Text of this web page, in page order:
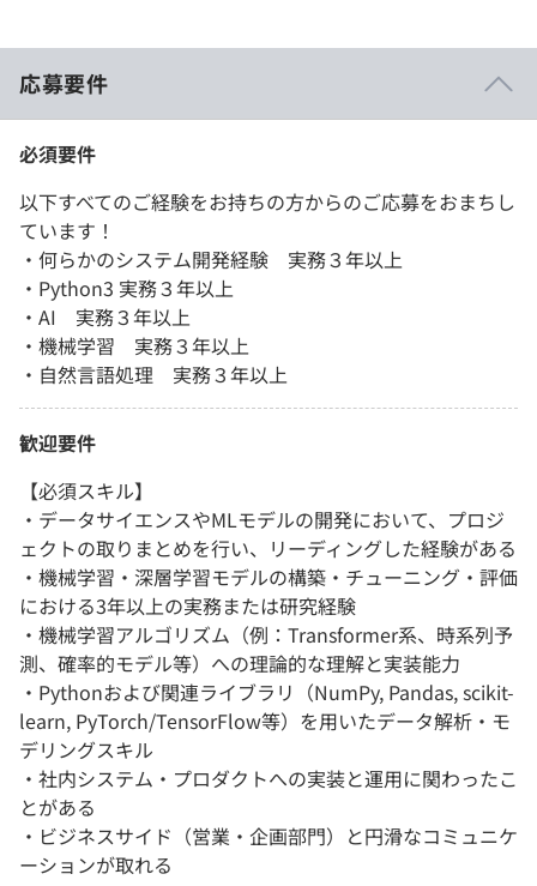
応募要件
必須要件
以下すべてのご経験をお持ちの方からのご応募をおまちし
ています！
・何らかのシステム開発経験 実務３年以上
・Python3 実務３年以上
・AI 実務３年以上
・機械学習 実務３年以上
・自然言語処理 実務３年以上
歓迎要件
【必須スキル】
・データサイエンスやMLモデルの開発において、プロジ
ェクトの取りまとめを行い、リーディングした経験がある
・機械学習・深層学習モデルの構築・チューニング・評価
における3年以上の実務または研究経験
・機械学習アルゴリズム（例：Transformer系、時系列予
測、確率的モデル等）への理論的な理解と実装能力
・Pythonおよび関連ライブラリ（NumPy, Pandas, scikit-
learn, PyTorch/TensorFlow等）を用いたデータ解析・モ
デリングスキル
・社内システム・プロダクトへの実装と運用に関わったこ
とがある
・ビジネスサイド（営業・企画部門）と円滑なコミュニケ
ーションが取れる